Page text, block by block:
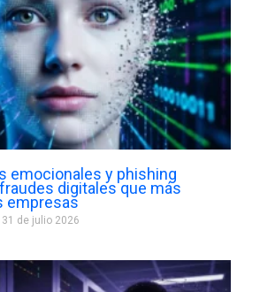
emocionales y phishing
digitales que más
empresas
31 de julio 2026